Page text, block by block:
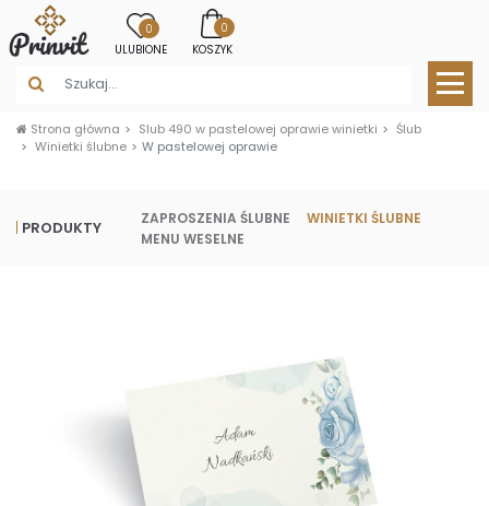
0
ULUBIONE
0
KOSZYK
Strona główna Slub 490 w pastelowej oprawie winietki
Ślub
Winietki ślubne
W pastelowej oprawie
PRODUKTY ZAPROSZENIA ŚLUBNE
WINIETKI ŚLUBNE
MENU WESELNE